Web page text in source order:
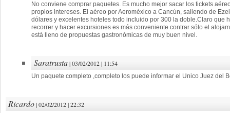
No conviene comprar paquetes. Es mucho mejor sacar los tickets
propios intereses. El aéreo por Aeroméxico a Cancún, saliendo de
dólares y excelentes hoteles todo incluido por 300 la doble.Claro que
recorrer y hacer excursiones es más conveniente contrar sólo el
está lleno de propuestas gastronómicas de muy buen nivel.
Saratrusta| 03/02/2012 | 11:54
Un paquete completo ,completo los puede informar el Unico Juez del
Ricardo| 02/02/2012 | 22:32